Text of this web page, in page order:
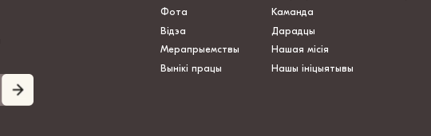
Фота
Відэа
Мерапрыемствы
Вынікі працы
Каманда
Дарадцы
Нашая місія
Нашы ініцыятывы